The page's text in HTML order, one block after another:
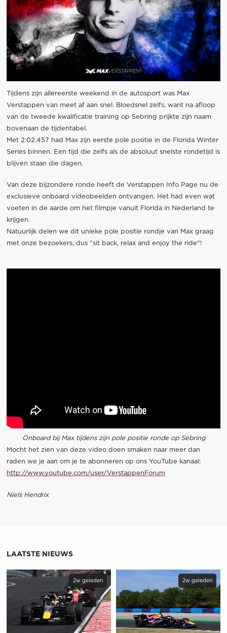
Tijdens zijn allereerste weekend in de autosport was Max
Verstappen van meet af aan snel. Bloedsnel zelfs, want na afloop
van de tweede kwalificatie training op Sebring prijkte zijn naam
bovenaan de tijdentabel.
Met 2:02.457 had Max zijn eerste pole positie in de Florida Winter
Series binnen. Een tijd die zelfs als de absoluut snelste rondetijd is
blijven staan die dagen.
Van deze bijzondere ronde heeft de Verstappen Info Page nu de
exclusieve onboard videobeelden ontvangen. Het had even wat
voeten in de aarde om het filmpje vanuit Florida in Nederland te
krijgen.
Natuurlijk delen we dit unieke pole positie rondje van Max graag
met onze bezoekers, dus "sit back, relax and enjoy the ride"!
Onboard bij Max tijdens zijn pole positie ronde op Sebring
Mocht het zien van deze video doen smaken naar meer dan
raden we je aan om je te abonneren op ons YouTube kanaal:
http://www.youtube.com/user/VerstappenForum
Niels Hendrix
LAATSTE NIEUWS
2w geleden 2w geleden